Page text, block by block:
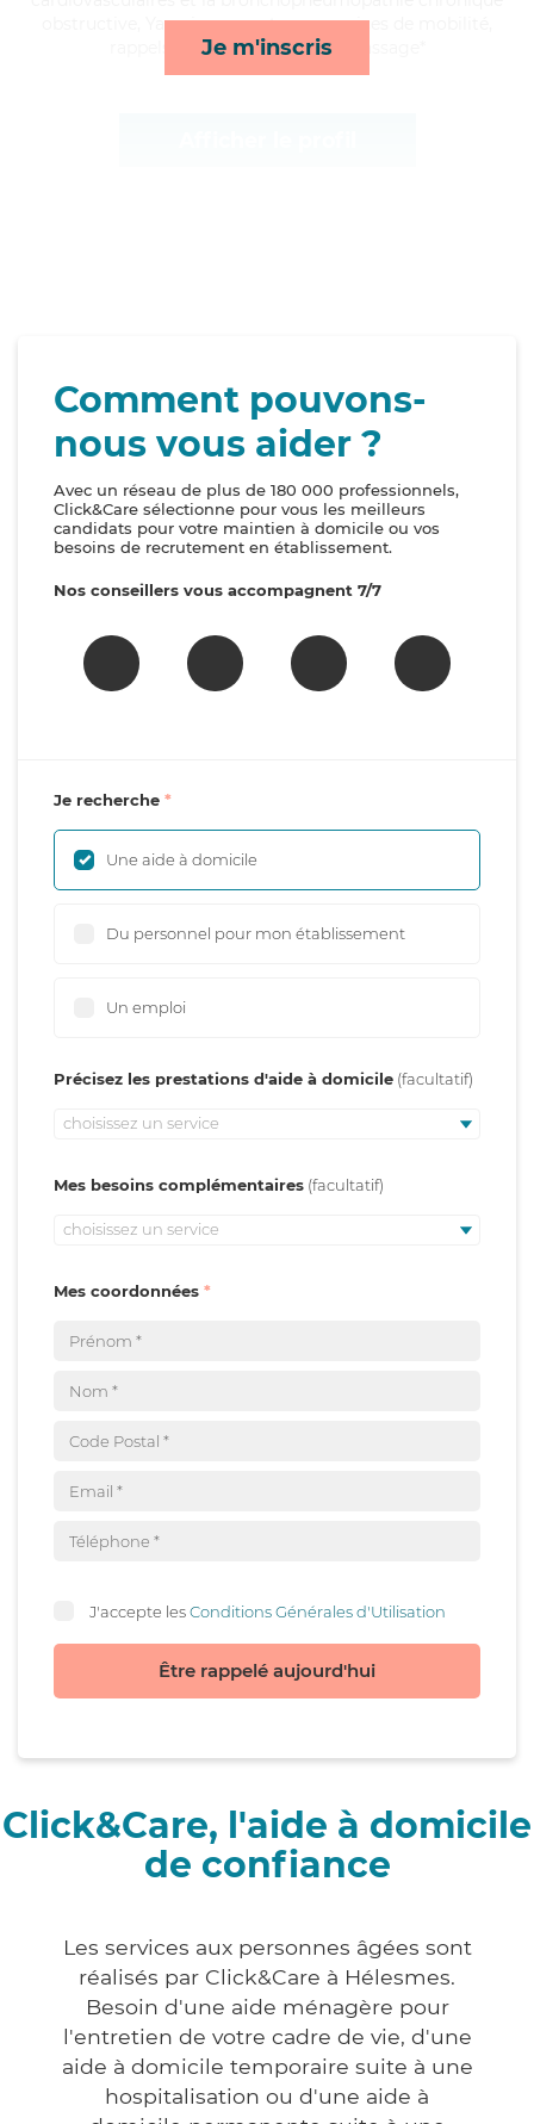
Je m'inscris
obstructive, Yasmine apporte ses services de mobilité,
rappels, activités et lessive/repassage*
Comment pouvons-
nous vous aider ?
Avec un réseau de plus de 180 000 professionnels,
Click&Care sélectionne pour vous les meilleurs
candidats pour votre maintien à domicile ou vos
besoins de recrutement en établissement.
Nos conseillers vous accompagnent 7/7
Je recherche
Une aide à domicile
Du personnel pour mon établissement
Un emploi
Précisez les prestations d'aide à domicile
choisissez un service
Mes besoins complémentaires
choisissez un service
Mes coordonnées
J'accepte lesConditions Générales d'Utilisation
Être rappelé aujourd'hui
Click&Care, l'aide à domicile
de confiance
Les services aux personnes âgées sont
réalisés par Click&Care à Hélesmes.
Besoin d'une aide ménagère pour
l'entretien de votre cadre de vie, d'une
aide à domicile temporaire suite à une
hospitalisation ou d'une aide à